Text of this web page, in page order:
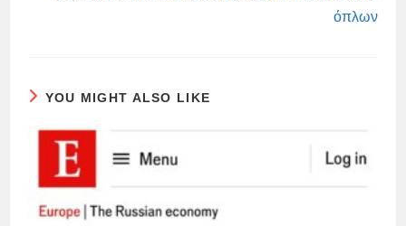
όπλων
YOU MIGHT ALSO LIKE